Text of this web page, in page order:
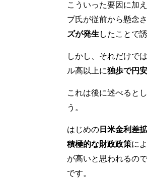
こういった要因に加
プ氏が従前から懸念
ズが発生 したことで
しかし、それだけでは
ル高以上に独歩で円
これは後に述べると
う。
はじめの 日米金利差
積極的な財政政策に
が高いと思われるので
です。